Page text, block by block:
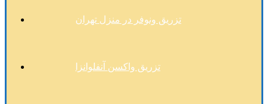
تزریق ونوفر در منزل تهران
تزریق واکسن آنفلوانزا